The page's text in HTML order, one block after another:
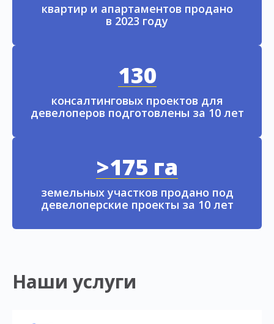
квартир и апартаментов продано
в 2023 году
130
консалтинговых проектов для
девелоперов подготовлены за 10 лет
>175 га
земельных участков продано под
девелоперские проекты за 10 лет
Наши услуги